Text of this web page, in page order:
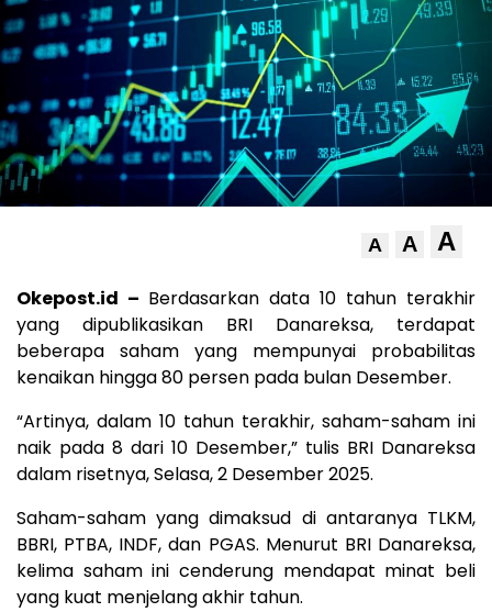
A A A
Okepost.id – Berdasarkan data 10 tahun terakhir
yang dipublikasikan BRI Danareksa, terdapat
beberapa saham yang mempunyai probabilitas
kenaikan hingga 80 persen pada bulan Desember.
“Artinya, dalam 10 tahun terakhir, saham-saham ini
naik pada 8 dari 10 Desember,” tulis BRI Danareksa
dalam risetnya, Selasa, 2 Desember 2025.
Saham-saham yang dimaksud di antaranya TLKM,
BBRI, PTBA, INDF, dan PGAS. Menurut BRI Danareksa,
kelima saham ini cenderung mendapat minat beli
yang kuat menjelang akhir tahun.